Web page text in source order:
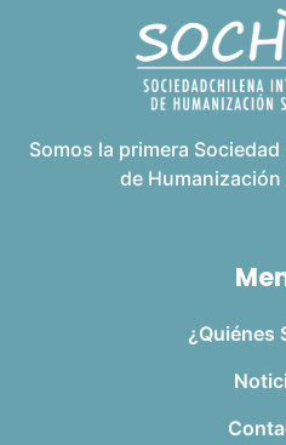
Somos la primera
de
¿Quiénes